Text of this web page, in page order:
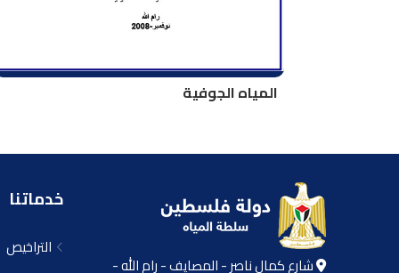
المياه الجوفية
شارع كمال ناصر - المصايف - رام الله -
خدماتنا
التراخيص